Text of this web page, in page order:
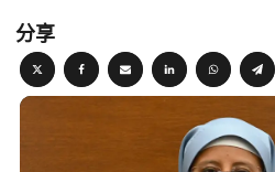
分享